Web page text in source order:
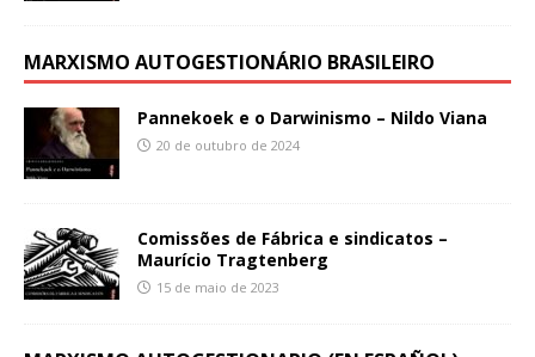
MARXISMO AUTOGESTIONÁRIO BRASILEIRO
Pannekoek e o Darwinismo – Nildo Viana
20 de outubro de 2024
Comissões de Fábrica e sindicatos –
Maurício Tragtenberg
15 de maio de 2023